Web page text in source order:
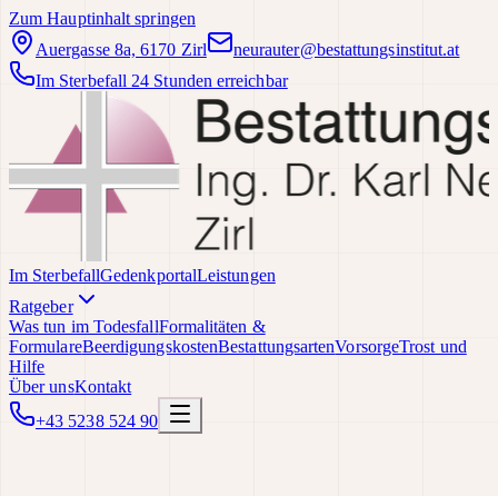
Zum Hauptinhalt springen
Auergasse 8a, 6170 Zirl
neurauter@bestattungsinstitut.at
Im Sterbefall 24 Stunden erreichbar
Im SterbefallGedenkportalLeistungen
Ratgeber
Was tun im TodesfallFormalitäten &
FormulareBeerdigungskostenBestattungsartenVorsorgeTrost und
Hilfe
Über unsKontakt
+43 5238 524 90